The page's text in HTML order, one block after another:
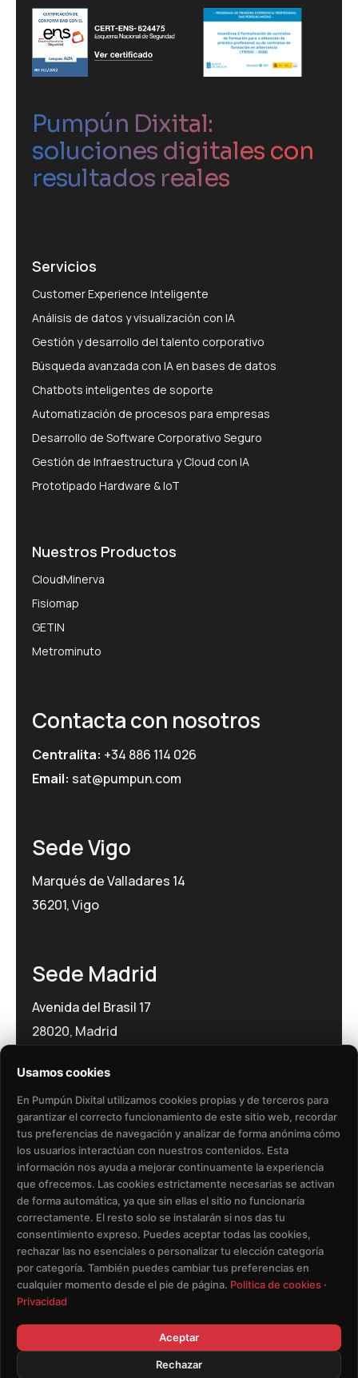
Pumpún Dixital:
soluciones digitales con
resultados reales
Servicios
Customer Experience Inteligente
Análisis de datos y visualización con IA
Gestión y desarrollo del talento corporativo
Búsqueda avanzada con IA en bases de datos
Chatbots inteligentes de soporte
Automatización de procesos para empresas
Desarrollo de Software Corporativo Seguro
Gestión de Infraestructura y Cloud con IA
Prototipado Hardware & IoT
Nuestros Productos
CloudMinerva
Fisiomap
GETIN
Metrominuto
Contacta con nosotros
Centralita: +34 886 114 026
Email: sat@pumpun.com
Sede Vigo
Marqués de Valladares 14
36201, Vigo
Sede Madrid
Avenida del Brasil 17
28020, Madrid
Política de Privacidad​ Aviso Legal​
Política de Cookies
Eliminación de Datos de Usuario
Condiciones del Servicio
© Copyright - Pumpun Dixital S.L.
Usamos cookies
En Pumpún Dixital utilizamos cookies propias y de terceros para
garantizar el correcto funcionamiento de este sitio web, recordar
tus preferencias de navegación y analizar de forma anónima cómo
los usuarios interactúan con nuestros contenidos. Esta
información nos ayuda a mejorar continuamente la experiencia
que ofrecemos. Las cookies estrictamente necesarias se activan
de forma automática, ya que sin ellas el sitio no funcionaría
correctamente. El resto solo se instalarán si nos das tu
consentimiento expreso. Puedes aceptar todas las cookies,
rechazar las no esenciales o personalizar tu elección categoría
por categoría. También puedes cambiar tus preferencias en
cualquier momento desde el pie de página. Politica de cookies ·
Privacidad
Aceptar
Rechazar